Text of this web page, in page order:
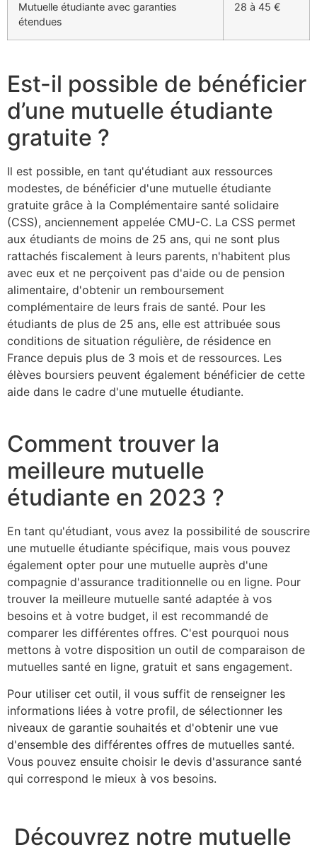
Mutuelle étudiante avec garanties
étendues
28 à 45 €
Est-il possible de bénéficier
d’une mutuelle étudiante
gratuite ?
Il est possible, en tant qu'étudiant aux ressources
modestes, de bénéficier d'une mutuelle étudiante
gratuite grâce à la Complémentaire santé solidaire
(CSS), anciennement appelée CMU-C. La CSS permet
aux étudiants de moins de 25 ans, qui ne sont plus
rattachés fiscalement à leurs parents, n'habitent plus
avec eux et ne perçoivent pas d'aide ou de pension
alimentaire, d'obtenir un remboursement
complémentaire de leurs frais de santé. Pour les
étudiants de plus de 25 ans, elle est attribuée sous
conditions de situation régulière, de résidence en
France depuis plus de 3 mois et de ressources. Les
élèves boursiers peuvent également bénéficier de cette
aide dans le cadre d'une mutuelle étudiante.
Comment trouver la
meilleure mutuelle
étudiante en 2023 ?
En tant qu'étudiant, vous avez la possibilité de souscrire
une mutuelle étudiante spécifique, mais vous pouvez
également opter pour une mutuelle auprès d'une
compagnie d'assurance traditionnelle ou en ligne. Pour
trouver la meilleure mutuelle santé adaptée à vos
besoins et à votre budget, il est recommandé de
comparer les différentes offres. C'est pourquoi nous
mettons à votre disposition un outil de comparaison de
mutuelles santé en ligne, gratuit et sans engagement.
Pour utiliser cet outil, il vous suffit de renseigner les
informations liées à votre profil, de sélectionner les
niveaux de garantie souhaités et d'obtenir une vue
d'ensemble des différentes offres de mutuelles santé.
Vous pouvez ensuite choisir le devis d'assurance santé
qui correspond le mieux à vos besoins.
Découvrez notre mutuelle